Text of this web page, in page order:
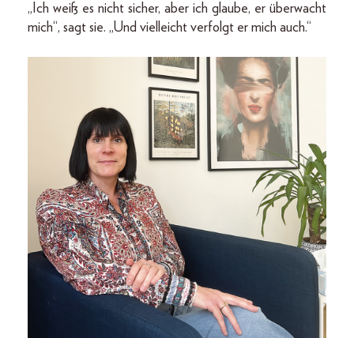
„Ich weiß es nicht sicher, aber ich glaube, er überwacht
mich“, sagt sie. „Und vielleicht verfolgt er mich auch.“